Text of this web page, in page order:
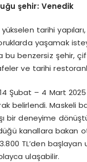
şehir: Venedik
tarihi
yaşamak
bu benzersiz şehir,
ve tarihi
Şubat – 4 Mart
belirlendi. Maskeli
bir deneyime
kanallara bakan
TL’den başlayan
ulaşabilir.